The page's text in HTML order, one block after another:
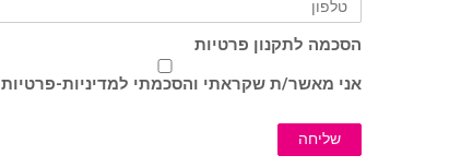
הסכמה לתקנון פרטיות
אני מאשר/ת שקראתי והסכמתי למדיניות-פרטיות
שליחה